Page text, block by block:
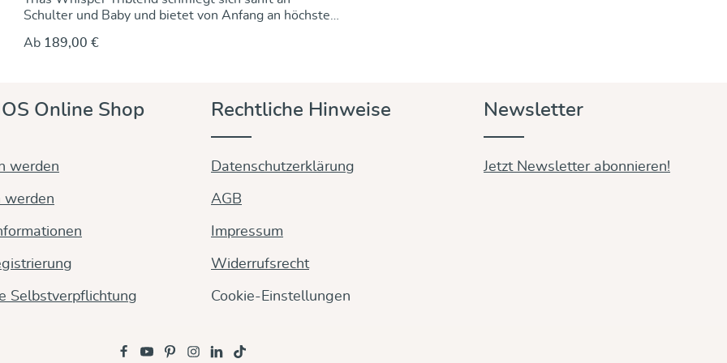
Schulter und Baby und bietet von Anfang an höchsten
Cashmere und Wolle macht ihn außergewöhnlich
Ab 189,00 €
Online Shop
werden
werden
Selbstverpflichtung
Rechtliche Hinweise
Datenschutzerklärung
AGB
Impressum
Widerrufsrecht
Cookie-Einstellungen
Newsletter
Jetzt Newsletter abonnieren!